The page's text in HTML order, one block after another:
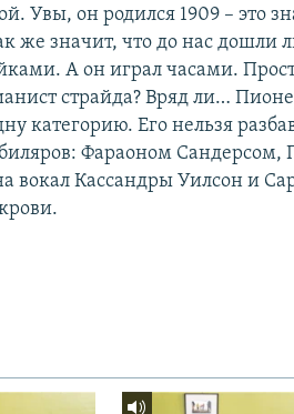
Увы, он родился 1909 – это
же значит, что до нас
А он играл часами.
страйда? Вряд ли…
категорию. Его нельзя
Фараоном
вокал Кассандры Уилсон и